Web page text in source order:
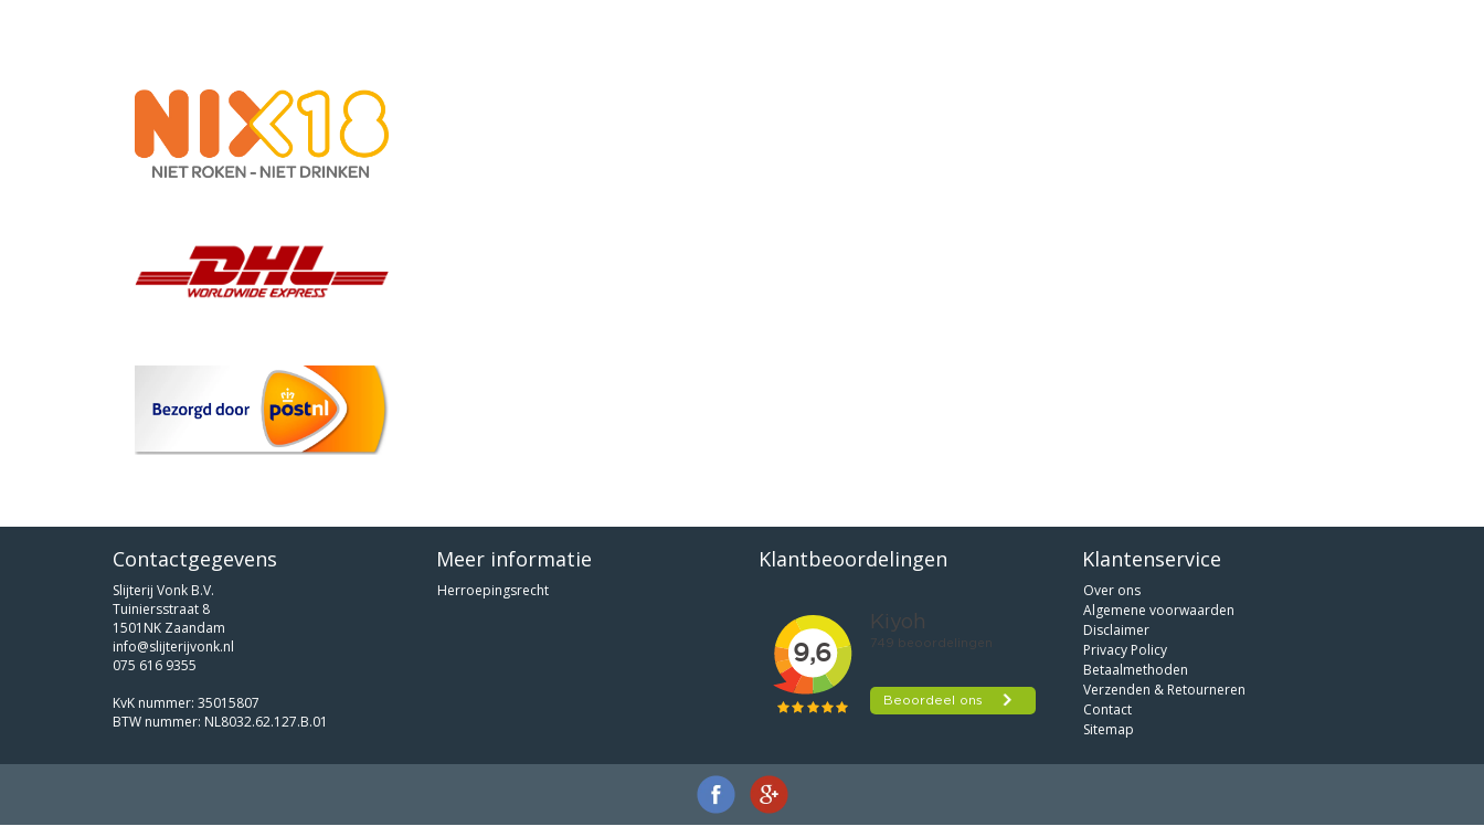
Contactgegevens
Slijterij Vonk B.V.
Tuiniersstraat 8
1501NK Zaandam
info@slijterijvonk.nl
075 616 9355
KvK nummer: 35015807
BTW nummer: NL8032.62.127.B.01
Meer informatie
Herroepingsrecht
Klantbeoordelingen Klantenservice
Over ons
Algemene voorwaarden
Disclaimer
Privacy Policy
Betaalmethoden
Verzenden & Retourneren
Contact
Sitemap